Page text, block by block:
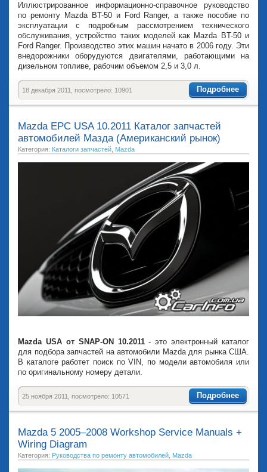
Иллюстрированное информационно-справочное руководство
по ремонту Mazda BT-50 и Ford Ranger, а также пособие по
эксплуатации с подробным рассмотрением технического
обслуживания, устройство таких моделей как Mazda BT-50 и
Ford Ranger. Производство этих машин начато в 2006 году. Эти
внедорожники оборудуются двигателями, работающими на
дизельном топливе, рабочим объемом 2,5 и 3,0 л.
Подробнее
18 декабря 2011, посмотрело: 10901
Mazda EPC USA 10.2011 Каталог запчастей
автомобилей Мазда (Американский рынок)
Категория: Каталоги запчастей Mazda
Mazda USA от SNAP-ON 10.2011- это электронный каталог
для подбора запчастей на автомобили Mazda для рынка США.
В каталоге работет поиск по VIN, по модели автомобиля или
по оригинальному номеру детали.
Подробнее
25 ноября 2011, посмотрело: 10571
Mazda 5 2005–2008 Workshop Service Manuals +
Wiring Diagram
Категория: Руководства по ремонту автомобилей Mazda